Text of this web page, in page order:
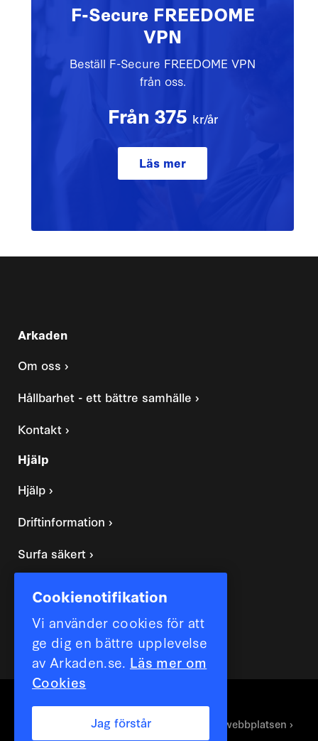
Cookienotifikation
Vi använder cookies för att
ge dig en bättre upplevelse
av Arkaden.se. Läs mer om
Cookies
Jag förstår
F-Secure FREEDOME
VPN
Beställ F-Secure FREEDOME VPN
från oss.
Från 375 kr/år
Läs mer
Arkaden
Om oss ›
Hållbarhet - ett bättre samhälle ›
Kontakt ›
Hjälp
Hjälp ›
Driftinformation ›
Surfa säkert ›
Arkaden bredband © 2020 - 2024
Teamviewer ›
Speedtest › Om webbplatsen ›